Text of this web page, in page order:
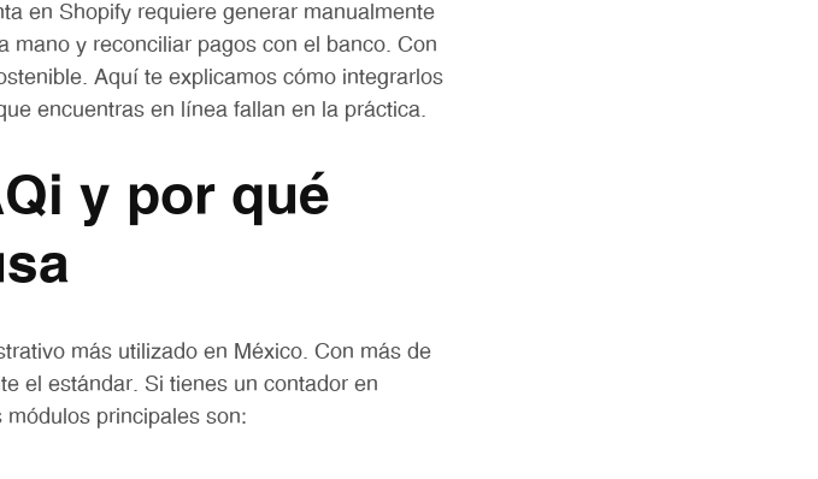
en Shopify requiere generar manualmente
mano y reconciliar pagos con el banco. Con
Aquí te explicamos cómo integrarlos
encuentras en línea fallan en la práctica.
y por qué
más utilizado en México. Con más de
el estándar. Si tienes un contador en
principales son: